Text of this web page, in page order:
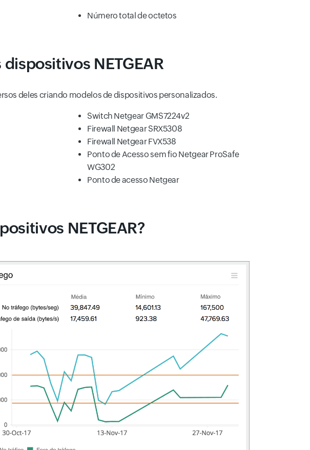
Número total de octetos
NETGEAR
deles criando modelos de dispositivos personalizados.
Switch Netgear GMS7224v2
Firewall Netgear SRX5308
Firewall Netgear FVX538
Ponto de Acesso sem fio Netgear ProSafe
WG302
Ponto de acesso Netgear
NETGEAR?